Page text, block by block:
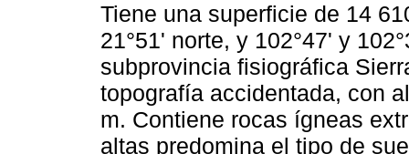
Tiene una superficie de 14
21°51' norte, y 102°47' y
subprovincia fisiográfica
topografía accidentada, con
m. Contiene rocas ígneas
altas predomina el tipo de